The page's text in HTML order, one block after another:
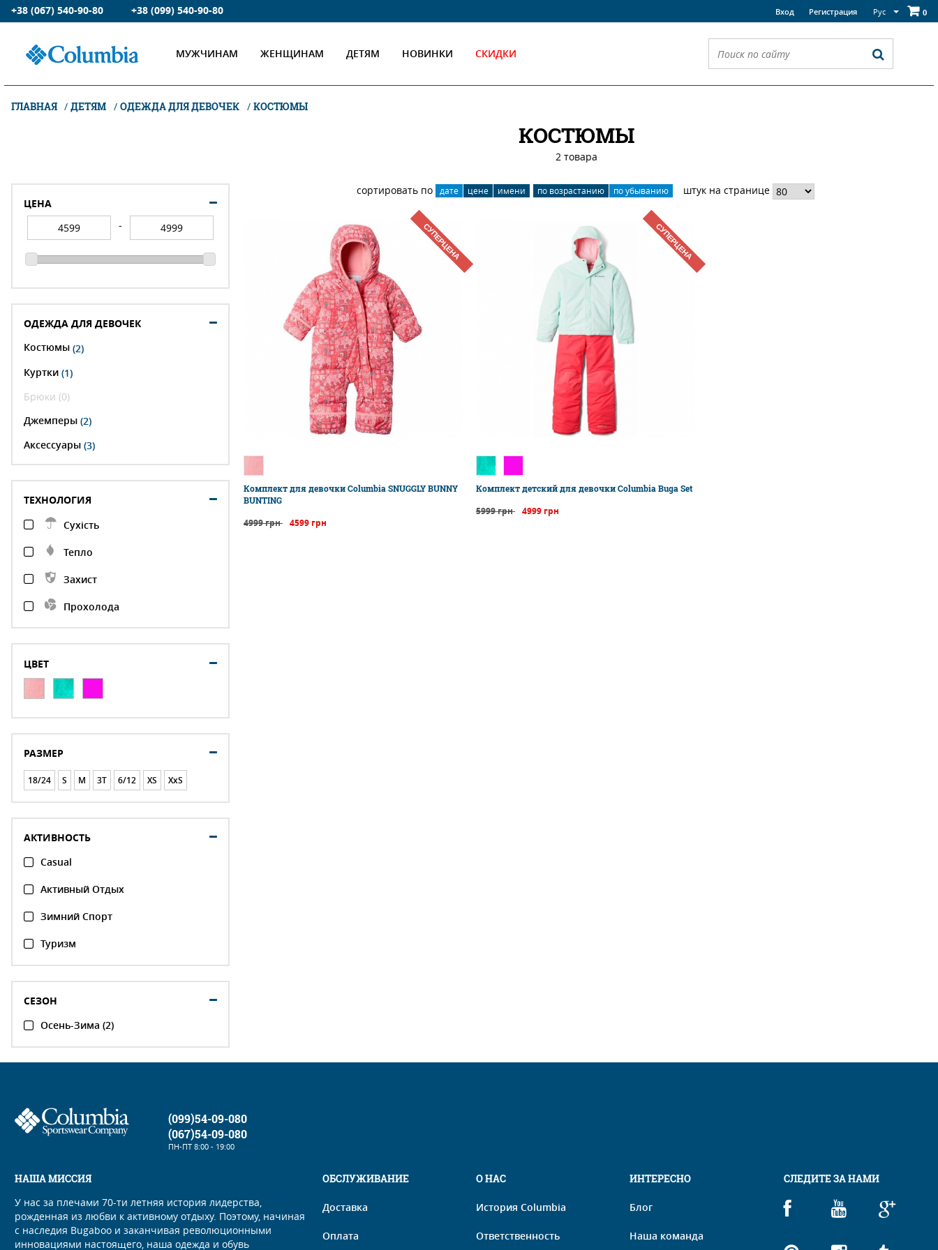
+38 (067) 540-90-80 +38 (099) 540-90-80 Вход Регистрация Рус 0
МУЖЧИНАМ ЖЕНЩИНАМ ДЕТЯМ НОВИНКИ СКИДКИ
ГЛАВНАЯ ДЕТЯМ ОДЕЖДА ДЛЯ ДЕВОЧЕК КОСТЮМЫ
КОСТЮМЫ
2 товара
ЦЕНА
-
ОДЕЖДА ДЛЯ ДЕВОЧЕК
Костюмы(2)
Куртки(1)
Брюки (0)
Джемперы(2)
Аксессуары(3)
ТЕХНОЛОГИЯ
Сухість
Тепло
Захист
Прохолода
ЦВЕТ
РАЗМЕР
18/24 S M 3T 6/12 XS XxS
АКТИВНОСТЬ
Casual
Активный Отдых
Зимний Спорт
Туризм
СЕЗОН
Осень-Зима (2)
сортировать по дате цене имени по возрастанию по убыванию штук на странице
СУПЕРЦЕНА
Комплект для девочки Columbia SNUGGLY BUNNY
BUNTING
4999 грн 4599 грн
СУПЕРЦЕНА
Комплект детский для девочки Columbia Buga Set
5999 грн 4999 грн
(099)54-09-080
(067)54-09-080
ПН-ПТ 8:00 - 19:00
НАША МИССИЯ
У нас за плечами 70-ти летняя история лидерства,
рожденная из любви к активному отдыху. Поэтому, начиная
с наследия Bugaboo и заканчивая революционными
инновациями настоящего, наша одежда и обувь
ОБСЛУЖИВАНИЕ
Доставка
Оплата
О НАС
История Columbia
Ответственность
ИНТЕРЕСНО
Блог
Наша команда
СЛЕДИТЕ ЗА НАМИ